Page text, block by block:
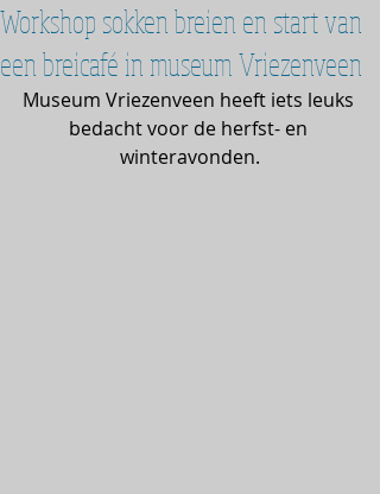
Workshop sokken breien en start van
een breicafé in museum Vriezenveen
Museum Vriezenveen heeft iets leuks
bedacht voor de herfst- en
winteravonden.